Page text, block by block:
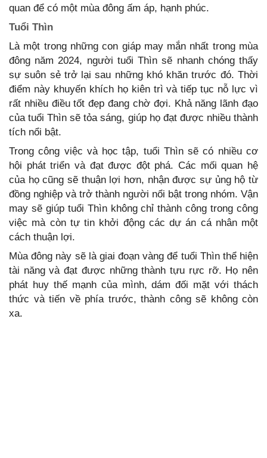
quan để có một mùa đông ấm áp, hạnh phúc.
Tuổi Thìn
Là một trong những con giáp may mắn nhất trong mùa
đông năm 2024, người tuổi Thìn sẽ nhanh chóng thấy
sự suôn sẻ trở lại sau những khó khăn trước đó. Thời
điểm này khuyến khích họ kiên trì và tiếp tục nỗ lực vì
rất nhiều điều tốt đẹp đang chờ đợi. Khả năng lãnh đạo
của tuổi Thìn sẽ tỏa sáng, giúp họ đạt được nhiều thành
tích nổi bật.
Trong công việc và học tập, tuổi Thìn sẽ có nhiều cơ
hội phát triển và đạt được đột phá. Các mối quan hệ
của họ cũng sẽ thuận lợi hơn, nhận được sự ủng hộ từ
đồng nghiệp và trở thành người nổi bật trong nhóm. Vận
may sẽ giúp tuổi Thìn không chỉ thành công trong công
việc mà còn tự tin khởi động các dự án cá nhân một
cách thuận lợi.
Mùa đông này sẽ là giai đoạn vàng để tuổi Thìn thể hiện
tài năng và đạt được những thành tựu rực rỡ. Họ nên
phát huy thế mạnh của mình, dám đối mặt với thách
thức và tiến về phía trước, thành công sẽ không còn
xa.